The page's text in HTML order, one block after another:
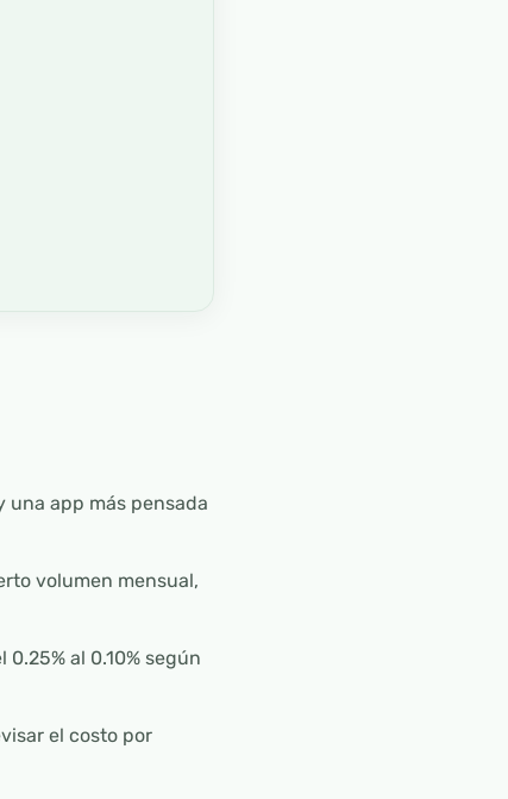
una app más pensada
volumen mensual,
al 0.10% según
el costo por